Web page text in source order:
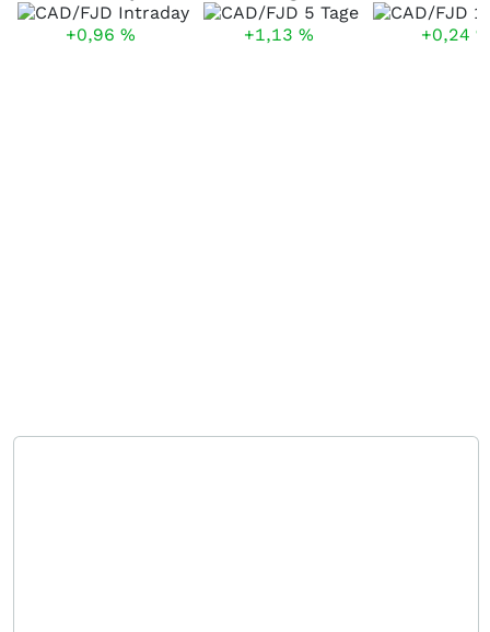
+0,96 % +1,13 % +0,24 %